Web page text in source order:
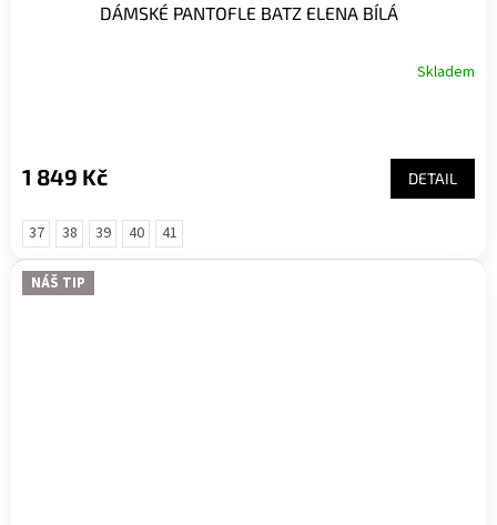
DÁMSKÉ PANTOFLE BATZ ELENA BÍLÁ
Skladem
1 849 Kč DETAIL
37 38 39 40 41
NÁŠ TIP